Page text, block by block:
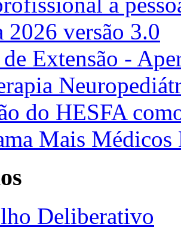
2026 versão 3.0
Extensão -
do HESFA
Mais
Deliberativo